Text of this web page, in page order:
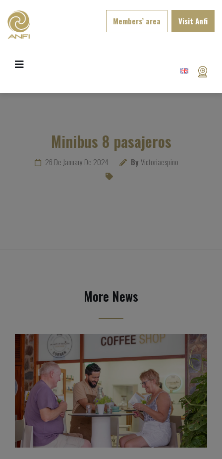
Members’ area Visit Anfi
Minibus 8 pasajeros
26 De January De 2024 ByVictoriaespino
More News